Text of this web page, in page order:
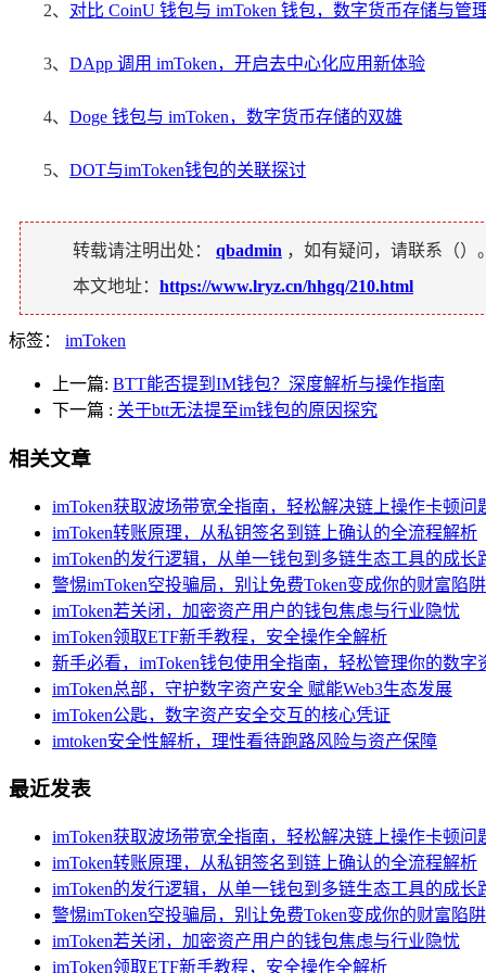
2、 对比 CoinU 钱包与 imToken 钱包，数字货币存储与管
3、 DApp 调用 imToken，开启去中心化应用新体验
4、 Doge 钱包与 imToken，数字货币存储的双雄
5、 DOT与imToken钱包的关联探讨
转载请注明出处： qbadmin ，如有疑问，请联系（）。
本文地址： https://www.lryz.cn/hhgq/210.html
标签： imToken
上一篇: BTT能否提到IM钱包？深度解析与操作指南
下一篇 : 关于btt无法提至im钱包的原因探究
相关文章
imToken获取波场带宽全指南，轻松解决链上操作卡顿问
imToken转账原理，从私钥签名到链上确认的全流程解析
imToken的发行逻辑，从单一钱包到多链生态工具的成长
警惕imToken空投骗局，别让免费Token变成你的财富陷阱
imToken若关闭，加密资产用户的钱包焦虑与行业隐忧
imToken领取ETF新手教程，安全操作全解析
新手必看，imToken钱包使用全指南，轻松管理你的数字
imToken总部，守护数字资产安全 赋能Web3生态发展
imToken公匙，数字资产安全交互的核心凭证
imtoken安全性解析，理性看待跑路风险与资产保障
最近发表
imToken获取波场带宽全指南，轻松解决链上操作卡顿问
imToken转账原理，从私钥签名到链上确认的全流程解析
imToken的发行逻辑，从单一钱包到多链生态工具的成长
警惕imToken空投骗局，别让免费Token变成你的财富陷阱
imToken若关闭，加密资产用户的钱包焦虑与行业隐忧
imToken领取ETF新手教程，安全操作全解析